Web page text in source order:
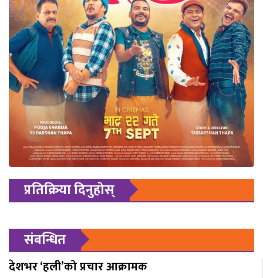
प्रतिक्रिया दिनुहोस्
संबन्धित
देशभर ‘हली’को प्रचार आक्रामक